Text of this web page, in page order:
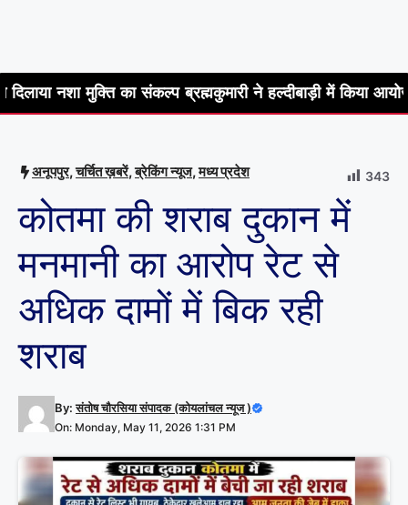
का संकल्प ब्रह्मकुमारी ने हल्दीबाड़ी में किया आयोजन सात
अनूपपुर,चर्चित ख़बरें,ब्रेकिंग न्यूज,मध्य प्रदेश 343
कोतमा की शराब दुकान में
मनमानी का आरोप रेट से
अधिक दामों में बिक रही
शराब
By:संतोष चौरसिया संपादक (कोयलांचल न्यूज )
On: Monday, May 11, 2026 1:31 PM